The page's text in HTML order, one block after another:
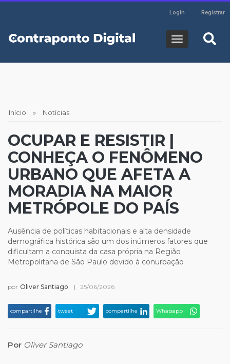
conteúdo
HeaderLogin Registrar
principal
WEBSERIES
Trilha
navegação
Início Notícias
OCUPAR E RESISTIR |
CONHEÇA O FENÔMENO
URBANO QUE AFETA A
MORADIA NA MAIOR
METRÓPOLE DO PAÍS
Ausência de políticas habitacionais e alta densidade
demográfica histórica são um dos inúmeros fatores que
dificultam a conquista da casa própria na Região
Metropolitana de São Paulo devido à conurbação
por Oliver Santiago | 25/06/2026
compartilhe tweet compartilhe Whatsapp
Por Oliver Santiago